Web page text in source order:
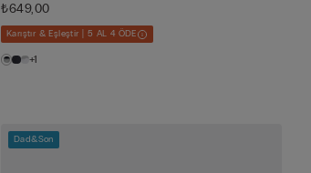
₺649,00
Karıştır & Eşleştir | 5 AL 4 ÖDE
+1
Dad&Son